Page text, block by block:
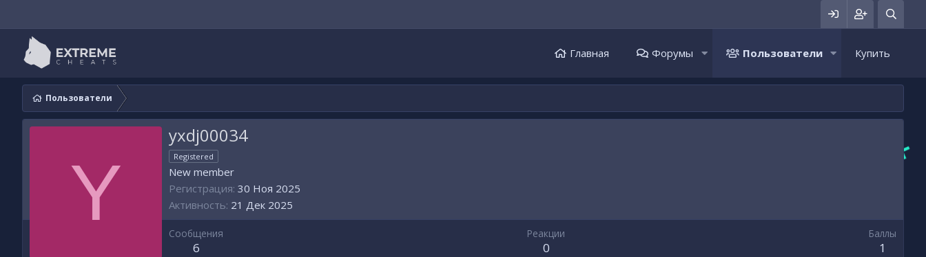
Главная Форумы Пользователи Купить
Пользователи
Y
yxdj00034
Registered
New member
Регистрация 30 Ноя 2025
Активность 21 Дек 2025
Сообщения
6
Реакции
0
Баллы
1